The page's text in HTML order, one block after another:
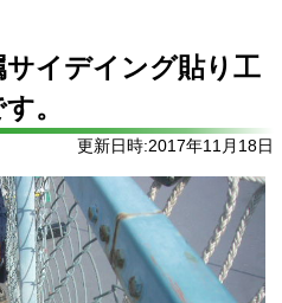
イデイング貼り工
。
更新日時:2017年11月18日